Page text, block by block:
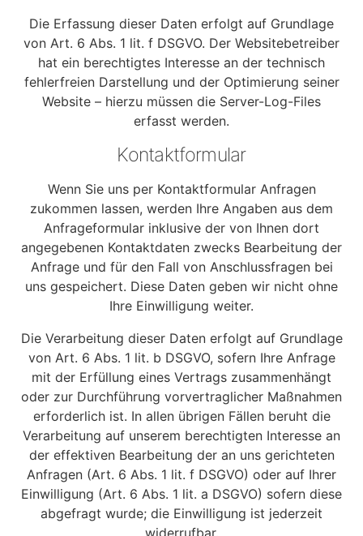
Die Erfassung dieser Daten erfolgt auf Grundlage
von Art. 6 Abs. 1 lit. f DSGVO. Der Websitebetreiber
hat ein berechtigtes Interesse an der technisch
fehlerfreien Darstellung und der Optimierung seiner
Website – hierzu müssen die Server-Log-Files
erfasst werden.
Kontaktformular
Wenn Sie uns per Kontaktformular Anfragen
zukommen lassen, werden Ihre Angaben aus dem
Anfrageformular inklusive der von Ihnen dort
angegebenen Kontaktdaten zwecks Bearbeitung der
Anfrage und für den Fall von Anschlussfragen bei
uns gespeichert. Diese Daten geben wir nicht ohne
Ihre Einwilligung weiter.
Die Verarbeitung dieser Daten erfolgt auf Grundlage
von Art. 6 Abs. 1 lit. b DSGVO, sofern Ihre Anfrage
mit der Erfüllung eines Vertrags zusammenhängt
oder zur Durchführung vorvertraglicher Maßnahmen
erforderlich ist. In allen übrigen Fällen beruht die
Verarbeitung auf unserem berechtigten Interesse an
der effektiven Bearbeitung der an uns gerichteten
Anfragen (Art. 6 Abs. 1 lit. f DSGVO) oder auf Ihrer
Einwilligung (Art. 6 Abs. 1 lit. a DSGVO) sofern diese
abgefragt wurde; die Einwilligung ist jederzeit
widerrufbar.